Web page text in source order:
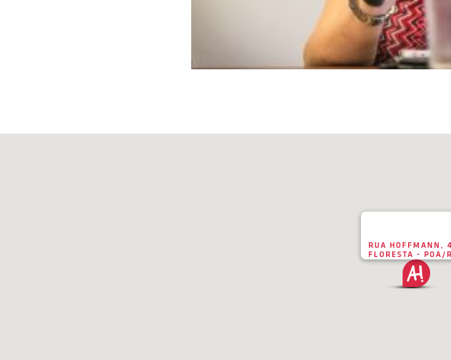
RUA HOFFMANN,
FLORESTA - POA/